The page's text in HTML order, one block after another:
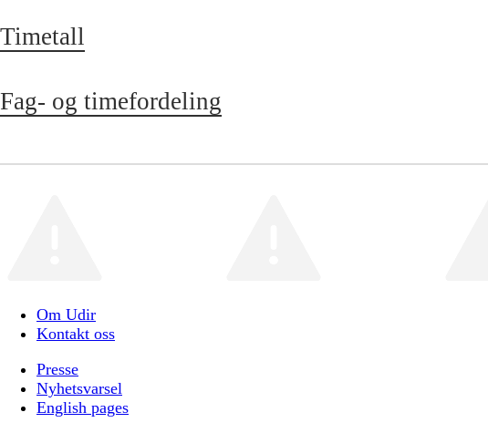
Timetall
Fag- og timefordeling
Om Udir
Kontakt oss
Presse
Nyhetsvarsel
English pages